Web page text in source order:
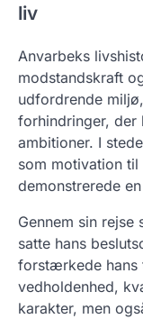
liv
Anvarbeks
modstandskraft
udfordrende
forhindringer, der
ambitioner. I
som motivation
demonstrerede
Gennem sin
satte hans
forstærkede hans
vedholdenhed,
karakter, men